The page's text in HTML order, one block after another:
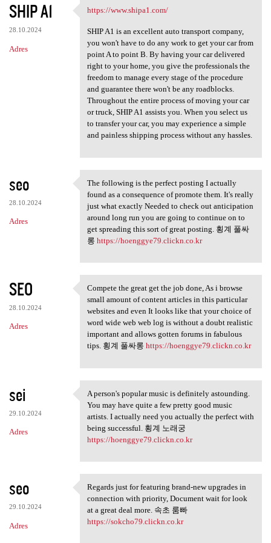
SHIP A1
28.10.2024
Adres
https://www.shipa1.com/
https://www.shipa1.com/
SHIP A1 is an excellent auto transport company,
you won't have to do any work to get your car from
point A to point B. By having your car delivered
right to your home, you give the professionals the
freedom to manage every stage of the procedure
and guarantee there won't be any roadblocks.
Throughout the entire process of moving your car
or truck, SHIP A1 assists you. When you select us
to transfer your car, you may experience a simple
and painless shipping process without any hassles.
seo
28.10.2024
Adres
The following is the perfect
The following is the perfect posting I actually
found as a consequence of promote them. It's really
just what exactly Needed to check out anticipation
around long run you are going to continue on to
get spreading this sort of great posting. 횡계 풀싸
롱 https://hoenggye79.clickn.co.kr
SEO
28.10.2024
Adres
Compete the great get the job
Compete the great get the job done, As i browse
small amount of content articles in this particular
websites and even It looks like that your choice of
word wide web web log is without a doubt realistic
important and allows gotten forums in fabulous
tips. 횡계 풀싸롱 https://hoenggye79.clickn.co.kr
sei
29.10.2024
Adres
A person's popular music is
A person's popular music is definitely astounding.
You may have quite a few pretty good music
artists. I actually need you actually the perfect with
being successful. 횡계 노래궁
https://hoenggye79.clickn.co.kr
seo
29.10.2024
Adres
Regards just for featuring
Regards just for featuring brand-new upgrades in
connection with priority, Document wait for look
at a great deal more. 속초 룸빠
https://sokcho79.clickn.co.kr